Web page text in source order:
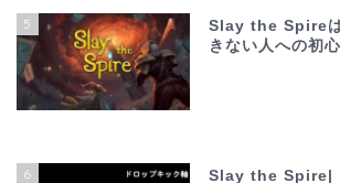
5
Slay the Spire
きない人への初
6
Slay the Spire|